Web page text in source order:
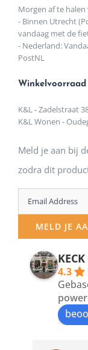
€39,00.
Morgen af te
- Binnen Utrecht
vandaag met de
- Nederland:
PostNL
Winkelvoorraad
K&L - Zadelstraat
K&L Wonen -
Meld je aan bij
zodra dit
Enter
your
email
address
MELD JE
4.3